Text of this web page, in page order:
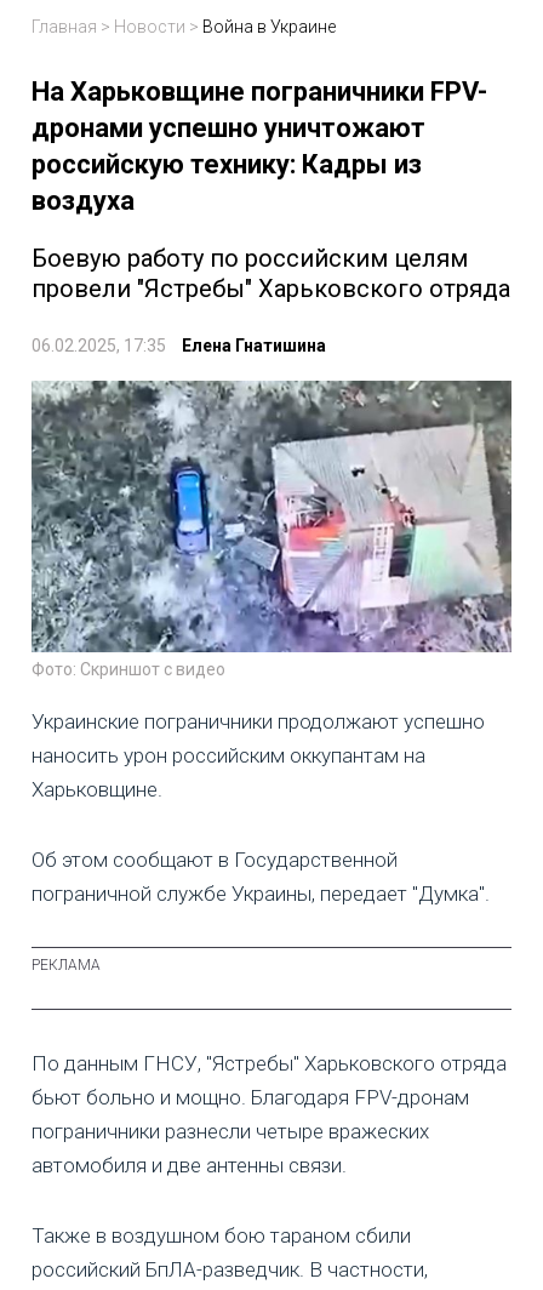
Главная > Новости > Война в Украине
На Харьковщине пограничники FPV-
дронами успешно уничтожают
российскую технику: Кадры из
воздуха
Боевую работу по российским целям
провели "Ястребы" Харьковского отряда
06.02.2025, 17:35 Елена Гнатишина
Фото: Скриншот с видео
Украинские пограничники продолжают успешно
наносить урон российским оккупантам на
Харьковщине.
Об этом сообщают в Государственной
пограничной службе Украины, передает "Думка".
По данным ГНСУ, "Ястребы" Харьковского отряда
бьют больно и мощно. Благодаря FPV-дронам
пограничники разнесли четыре вражеских
автомобиля и две антенны связи.
Также в воздушном бою тараном сбили
российский БпЛА-разведчик. В частности,